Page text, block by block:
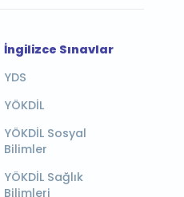
İngilizce Sınavlar
YDS
YÖKDİL
YÖKDİL Sosyal
Bilimler
YÖKDİL Sağlık
Bilimleri